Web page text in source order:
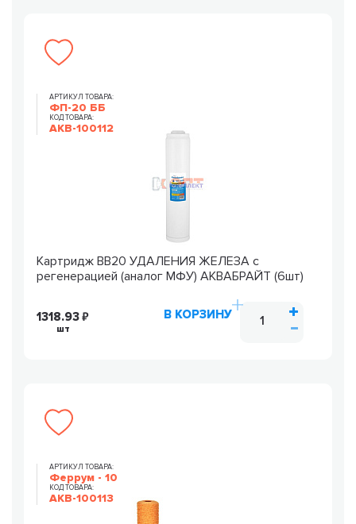
АРТИКУЛ ТОВАРА:
ФП-20 ББ
КОД ТОВАРА:
AKB-100112
Картридж ВВ20 УДАЛЕНИЯ ЖЕЛЕЗА с
регенерацией (аналог МФУ) АКВАБРАЙТ (6шт)
1318.93
шт
В КОРЗИНУ
АРТИКУЛ ТОВАРА:
Феррум - 10
КОД ТОВАРА:
AKB-100113